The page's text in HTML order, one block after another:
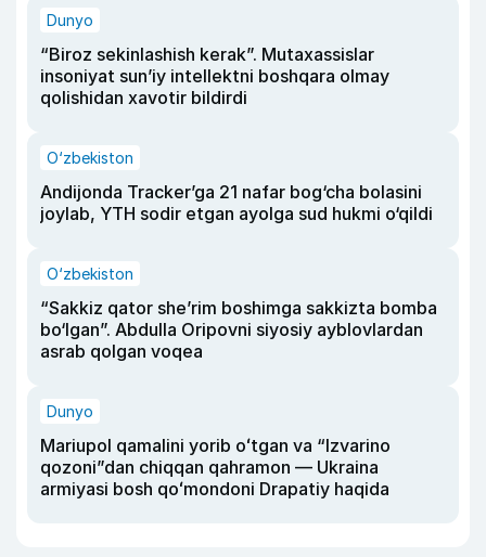
Dunyo
“Biroz sekinlashish kerak”. Mutaxassislar
insoniyat sun’iy intellektni boshqara olmay
qolishidan xavotir bildirdi
O‘zbekiston
Andijonda Tracker’ga 21 nafar bog‘cha bolasini
joylab, YTH sodir etgan ayolga sud hukmi o‘qildi
O‘zbekiston
“Sakkiz qator she’rim boshimga sakkizta bomba
bo‘lgan”. Abdulla Oripovni siyosiy ayblovlardan
asrab qolgan voqea
Dunyo
Mariupol qamalini yorib oʻtgan va “Izvarino
qozoni”dan chiqqan qahramon — Ukraina
armiyasi bosh qoʻmondoni Drapatiy haqida